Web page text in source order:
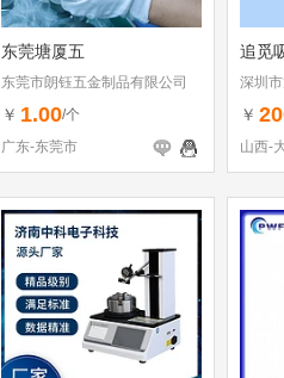
东莞塘厦五
东莞市朗钰五金制品有限公司
￥ 1.00/个
广东-东莞市
追觅
深圳
（个
￥
山西-